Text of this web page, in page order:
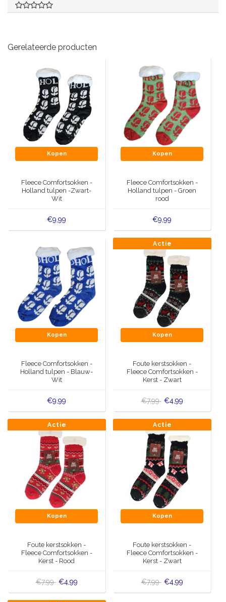
Gerelateerde producten
Kopen
Fleece Comfortsokken -
Holland tulpen -Zwart-
Wit
€9,99
Kopen
Fleece Comfortsokken -
Holland tulpen - Groen
rood
€9,99
Kopen
Fleece Comfortsokken -
Holland tulpen - Blauw-
Wit
€9,99
Actie
Kopen
Foute kerstsokken -
Fleece Comfortsokken -
Kerst - Zwart
€7,99 €4,99
Actie
Kopen
Foute kerstsokken -
Fleece Comfortsokken -
Kerst - Rood
€7,99 €4,99
Actie
Kopen
Foute kerstsokken -
Fleece Comfortsokken -
Kerst - Zwart
€7,99 €4,99